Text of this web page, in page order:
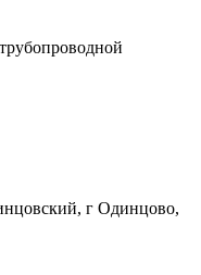
г Одинцово,